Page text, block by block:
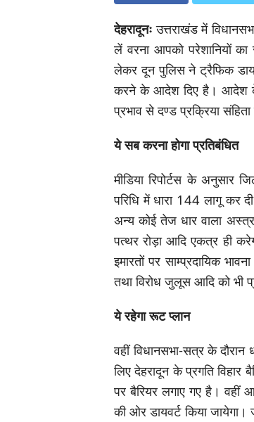
देहरादूनः उत्तराखंड में
लें वरना आपको परेशानियों
लेकर दून पुलिस ने ट्रैफिक
करने के आदेश दिए है। आदेश के
प्रभाव से दण्ड प्रक्रिया
ये सब करना होगा प्रतिबंधित
मीडिया रिपोर्टस के अनुसार
परिधि में धारा 144 लागू कर
अन्य कोई तेज धार वाला
पत्थर रोड़ा आदि एकत्र ही
इमारतों पर साम्प्रदायिक
तथा विरोध जुलूस आदि को भी
ये रहेगा रूट प्लान
वहीं विधानसभा-सत्र के
लिए देहरादून के प्रगति विहार
पर बैरियर लगाए गए है। वहीं
की ओर डायवर्ट किया